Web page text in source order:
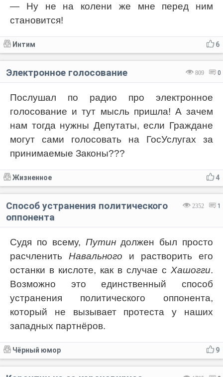
— Ну не на колени же мне перед ним
становится!
6
Интим
809 0
Электронное голосование
Послушал по радио про электронное
голосование и тут мысль пришла! А зачем
нам тогда нужны Депутаты, если Граждане
могут сами голосовать на ГосУслугах за
принимаемые Законы???
4
Жизненное
2352 1
Способ устранения политического
оппонента
Судя по всему, Путиндолжен был просто
расчленить Навального и растворить его
останки в кислоте, как в случае с Хашогги.
Возможно это единственный способ
устранения политического оппонента,
который не вызывает протеста у наших
западных партнёров.
9
Чёрный юмор